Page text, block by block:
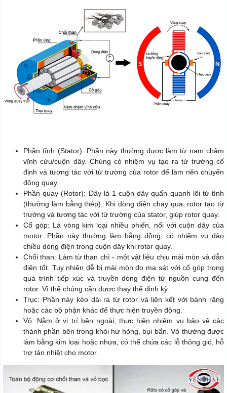
Phần tĩnh (Stator): Phần này thường được làm từ nam châm
vĩnh cửu/cuộn dây. Chúng có nhiệm vụ tạo ra từ trường cố
định và tương tác với từ trường của rotor để làm nên chuyển
động quay.
Phần quay (Rotor): Đây là 1 cuộn dây quấn quanh lõi từ tính
(thường làm bằng thép). Khi dòng điện chạy qua, rotor tạo từ
trường và tương tác với từ trường của stator, giúp rotor quay.
Cổ góp: Là vòng kim loại nhiều phiến, nối với cuộn dây của
motor. Phần này thường làm bằng đồng, có nhiệm vụ đảo
chiều dòng điện trong cuộn dây khi rotor quay.
Chổi than: Làm từ than chì - một vật liệu chịu mài mòn và dẫn
điện tốt. Tuy nhiên dễ bị mài mòn do ma sát với cổ góp trong
quá trình tiếp xúc và truyền dòng điện từ nguồn cung đến
rotor. Vì thế chúng cần được thay thế định kỳ.
Trục: Phần này kéo dài ra từ rotor và liên kết với bánh răng
hoặc các bộ phận khác để thực hiện truyền động.
Vỏ: Nằm ở vị trí bên ngoài, thực hiện nhiệm vụ bảo vệ các
thành phần bên trong khỏi hư hỏng, bụi bẩn. Vỏ thường được
làm bằng kim loại hoặc nhựa, có thể chứa các lỗ thông gió, hỗ
trợ tản nhiệt cho motor.